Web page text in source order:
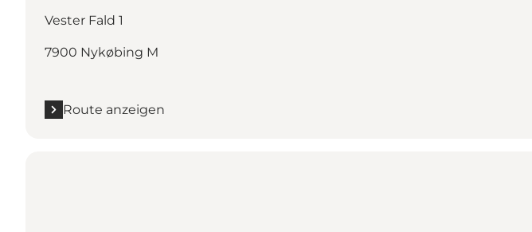
Vester Fald 1
7900 Nykøbing M
Route anzeigen